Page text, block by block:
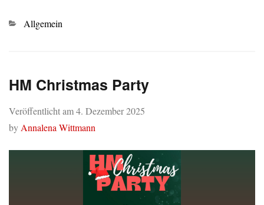
Kategorien
Allgemein
HM Christmas Party
Veröffentlicht am4. Dezember 2025
by Annalena Wittmann